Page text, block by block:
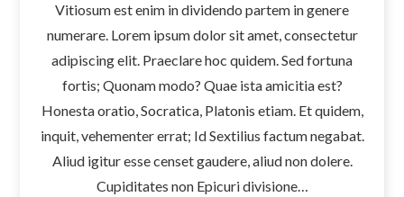
Vitiosum est enim in dividendo partem in genere
numerare. Lorem ipsum dolor sit amet, consectetur
adipiscing elit. Praeclare hoc quidem. Sed fortuna
fortis; Quonam modo? Quae ista amicitia est?
Honesta oratio, Socratica, Platonis etiam. Et quidem,
inquit, vehementer errat; Id Sextilius factum negabat.
Aliud igitur esse censet gaudere, aliud non dolere.
Cupiditates non Epicuri divisione…